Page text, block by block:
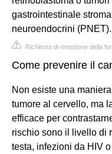
gastrointestinale
neuroendocrini (PNET).
Richiesta di rimozione della
Come prevenire il
Non esiste una
tumore al cervello, ma
efficace per
rischio sono il livello di
testa, infezioni da HIV